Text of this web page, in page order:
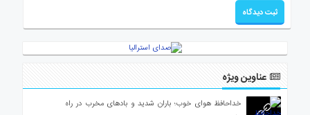
عناوین ویژه
خداحافظ هوای خوب؛ باران شدید و بادهای مخرب در راه